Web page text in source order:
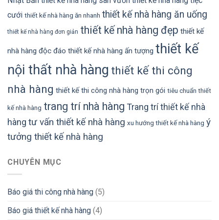
cưới thiết kế nhà hàng ăn nhanh thiết kế nhà hàng ăn uống
thiết kế nhà hàng đơn giản thiết kế nhà hàng đẹp thiết kế
nhà hàng độc đáo thiết kế nhà hàng ấn tượng thiết kế
nội thất nhà hàng thiết kế thi công
nhà hàng thiết kế thi công nhà hàng trọn gói tiêu chuẩn thiết
kế nhà hàng trang trí nhà hàng Trang trí thiết kế nhà
hàng tư vấn thiết kế nhà hàng xu hướng thiết kế nhà hàng ý
tưởng thiết kế nhà hàng
CHUYÊN MỤC
Báo giá thi công nhà hàng (5)
Báo giá thiết kế nhà hàng (4)